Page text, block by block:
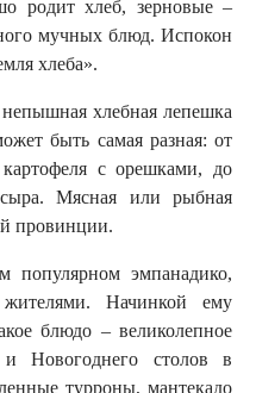
родит хлеб, зерновые –
мучных блюд. Испокон
хлеба».
хлебная лепешка
быть самая разная: от
с орешками, до
Мясная или рыбная
провинции.
популярном эмпанадико,
Начинкой ему
блюдо – великолепное
и Новогоднего столов в
турроны, мантекадо